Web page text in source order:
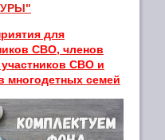
для
СВО, членов
СВО и
многодетных семей